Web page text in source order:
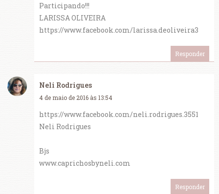
Participando!!!
LARISSA OLIVEIRA
https://www.facebook.com/larissa.deoliveira3
Responder
Neli Rodrigues
4 de maio de 2016 às 13:54
https://www.facebook.com/neli.rodrigues.3551
Neli Rodrigues
Bjs
www.caprichosbyneli.com
Responder